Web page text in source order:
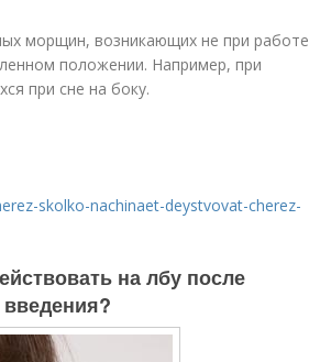
морщин, возникающих не при работе
положении. Например, при
при сне на боку.
skolko-nachinaet-deystvovat-cherez-
на лбу после